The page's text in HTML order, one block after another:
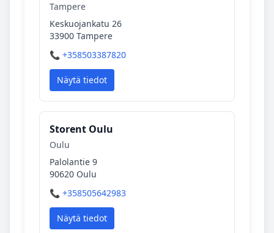
Tampere
Keskuojankatu 26
33900 Tampere
📞 +358503387820
Näytä tiedot
Storent Oulu
Oulu
Palolantie 9
90620 Oulu
📞 +358505642983
Näytä tiedot